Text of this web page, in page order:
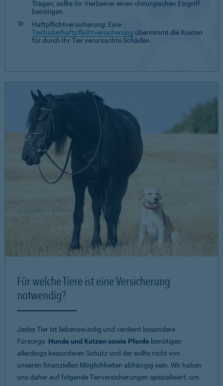
Tragen, sollte Ihr Vierbeiner einen chirurgischen Eingriff
benötigen.
Haftpflichtversicherung: Eine
Tierhalterhaftpflichtversicherung übernimmt die Kosten
für durch Ihr Tier verursachte Schäden.
Für welche Tiere ist eine Versicherung
notwendig?
Jedes Tier ist liebenswürdig und verdient besondere
Fürsorge. Hunde und Katzen sowie Pferde benötigen
allerdings besonderen Schutz und der sollte nicht von
unseren finanziellen Möglichkeiten abhängig sein. Wir haben
uns daher auf folgende Tierversicherungen spezialisiert, um